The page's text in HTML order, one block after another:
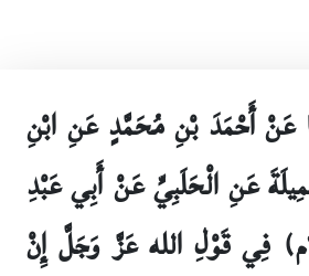
عَنْ أَحْمَدَ بْنِ مُحَمَّدٍ عَنِ ابْنِ
عَنِ الْحَلَبِيِّ عَنْ أَبِي عَبْدِ
فِي قَوْلِ الله عَزَّ وَجَلَّ إِنْ